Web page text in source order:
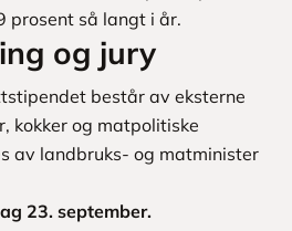
prosent så langt i år.
og jury
består av eksterne
kokker og matpolitiske
av landbruks- og matminister
23. september.